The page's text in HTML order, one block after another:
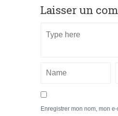
Laisser un
Enregistrer mon nom, mon